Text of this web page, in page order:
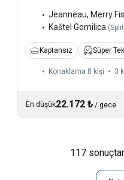
Jeanneau, Merry
Kaštel Gomilica (
Kaptansız Süper
Konaklama 8 kişi 3
En düşük22.172 ₺ / gece
117